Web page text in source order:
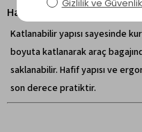
Hafif ve Taşınabilir Tasarım
Katlanabilir yapısı sayesinde
boyuta katlanarak araç
saklanabilir. Hafif yapısı ve
son derece pratiktir.